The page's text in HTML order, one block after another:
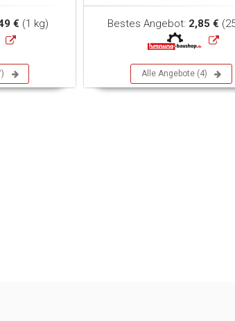
€ (1 kg) Bestes Angebot: 2,85 €
Alle Angebote (4)